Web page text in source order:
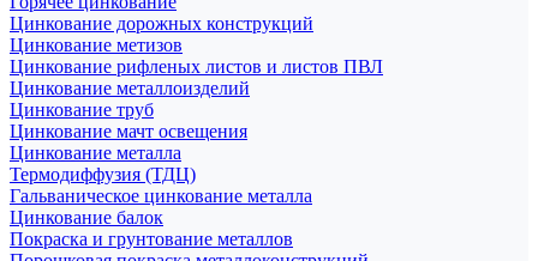
Цинкование дорожных конструкций
Цинкование метизов
Цинкование рифленых листов и листов ПВЛ
Цинкование металлоизделий
Цинкование труб
Цинкование мачт освещения
Цинкование металла
Термодиффузия (ТДЦ)
Гальваническое цинкование металла
Цинкование балок
Покраска и грунтование металлов